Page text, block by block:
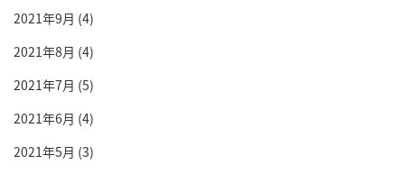
2021年9月 (4)
2021年8月 (4)
2021年7月 (5)
2021年6月 (4)
2021年5月 (3)